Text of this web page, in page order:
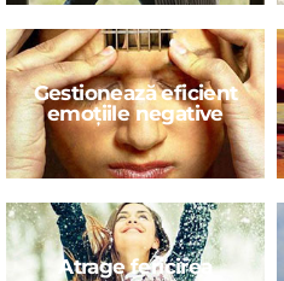
Gestionează eficient
emoțiile negative
Atrage fericirea